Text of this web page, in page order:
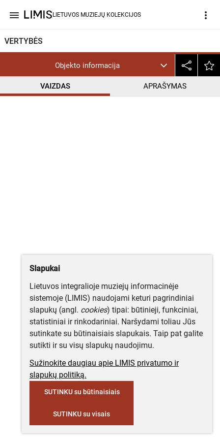
menu LIETUVOS MUZIEJŲ KOLEKCIJOS more_vert
VERTYBĖS
Objekto informacija
VAIZDAS APRAŠYMAS
Slapukai
Lietuvos integralioje muziejų informacinėje
sistemoje (LIMIS) naudojami keturi pagrindiniai
slapukų (angl. cookies) tipai: būtinieji, funkciniai,
statistiniai ir rinkodariniai. Naršydami toliau Jūs
sutinkate su būtinaisiais slapukais. Taip pat galite
sutikti ir su visų slapukų naudojimu.
Sužinokite daugiau apie LIMIS privatumo ir
slapukų politiką.
SUTINKU su būtinaisiais
SUTINKU su visais